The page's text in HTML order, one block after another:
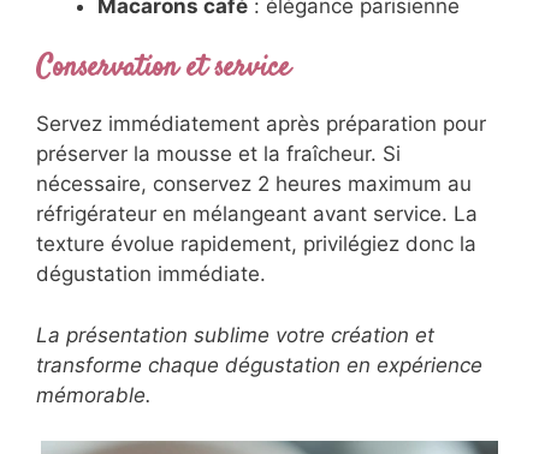
Accompagnements harmonieux
Biscuits sablés: texture croquante
contrastante
Madeleines à la vanille : classique
français intemporel
Cookies aux pépites de chocolat
gourmandise assumée
Macarons café : élégance parisienne
Conservation et service
Servez immédiatement après préparation
pour préserver la mousse et la fraîcheur. Si
nécessaire, conservez 2 heures maximum au